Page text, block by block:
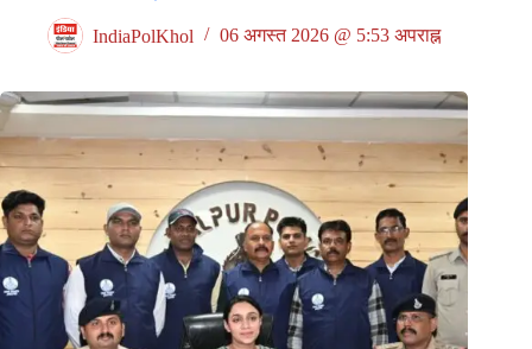
IndiaPolKhol 06 अगस्त 2026 @ 5:53 अपराह्न